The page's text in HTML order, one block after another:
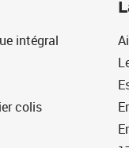
intégral
colis